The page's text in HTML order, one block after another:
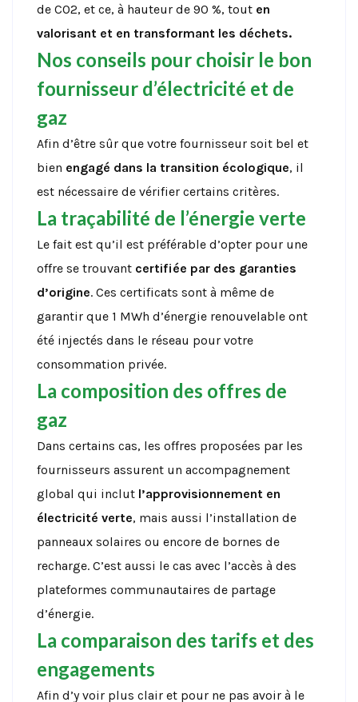
de CO2, et ce, à hauteur de 90 %, tout en
valorisant et en transformant les déchets.
Nos conseils pour choisir le bon
fournisseur d’électricité et de
gaz
Afin d’être sûr que votre fournisseur soit bel et
bien engagé dans la transition écologique, il
est nécessaire de vérifier certains critères.
La traçabilité de l’énergie verte
Le fait est qu’il est préférable d’opter pour une
offre se trouvant certifiée par des garanties
d’origine. Ces certificats sont à même de
garantir que 1 MWh d’énergie renouvelable ont
été injectés dans le réseau pour votre
consommation privée.
La composition des offres de
gaz
Dans certains cas, les offres proposées par les
fournisseurs assurent un accompagnement
global qui inclut l’approvisionnement en
électricité verte, mais aussi l’installation de
panneaux solaires ou encore de bornes de
recharge. C’est aussi le cas avec l’accès à des
plateformes communautaires de partage
d’énergie.
La comparaison des tarifs et des
engagements
Afin d’y voir plus clair et pour ne pas avoir à le